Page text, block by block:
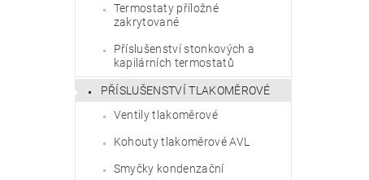
Termostaty příložné
zakrytované
Příslušenství stonkových a
kapilárních termostatů
PŘÍSLUŠENSTVÍ TLAKOMĚROVÉ
Ventily tlakoměrové
Kohouty tlakoměrové AVL
Smyčky kondenzační